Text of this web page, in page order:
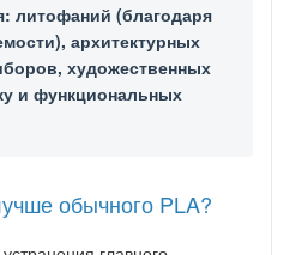
литофаний (благодаря
архитектурных
художественных
и функциональных
обычного PLA?